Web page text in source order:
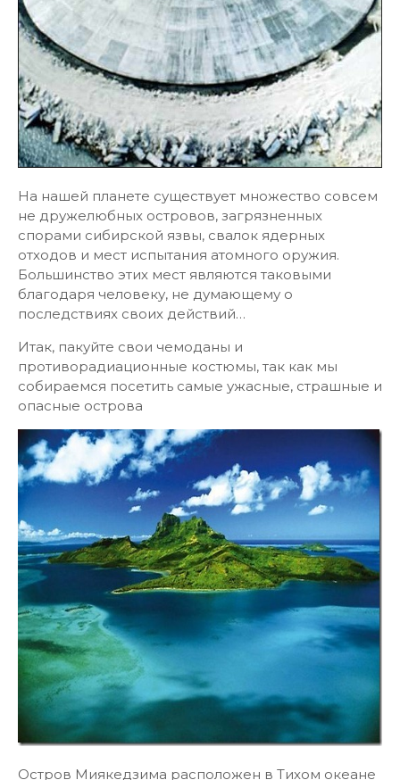
На нашей планете существует множество совсем
не дружелюбных островов, загрязненных
спорами сибирской язвы, свалок ядерных
отходов и мест испытания атомного оружия.
Большинство этих мест являются таковыми
благодаря человеку, не думающему о
последствиях своих действий…
Итак, пакуйте свои чемоданы и
противорадиационные костюмы, так как мы
собираемся посетить самые ужасные, страшные и
опасные острова
Остров Миякедзима расположен в Тихом океане